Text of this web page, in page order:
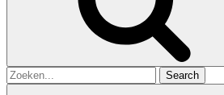
Search
for